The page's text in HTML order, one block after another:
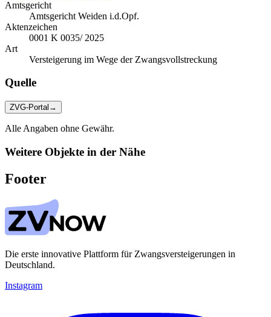
Amtsgericht
Amtsgericht Weiden i.d.Opf.
Aktenzeichen
0001 K 0035/ 2025
Art
Versteigerung im Wege der Zwangsvollstreckung
Quelle
ZVG-Portal →
Alle Angaben ohne Gewähr.
Weitere Objekte in der Nähe
Footer
Die erste innovative Plattform für Zwangsversteigerungen in
Deutschland.
Instagram